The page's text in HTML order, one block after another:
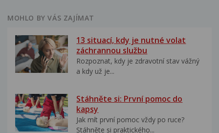
MOHLO BY VÁS ZAJÍMAT
13 situací, kdy je nutné volat
záchrannou službu
Rozpoznat, kdy je zdravotní stav vážný
a kdy už je...
Stáhněte si: První pomoc do
kapsy
Jak mít první pomoc vždy po ruce?
Stáhněte si praktického...